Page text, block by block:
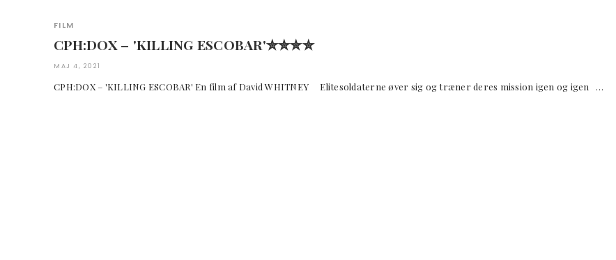
FILM
CPH:DOX – 'KILLING ESCOBAR'✮✮✮✮
MAJ 4, 2021
CPH:DOX – 'KILLING ESCOBAR' En film af David WHITNEY Elitesoldaterne øver sig og træner deres mission igen og igen …